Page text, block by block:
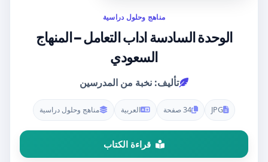
مناهج وحلول دراسية
الوحدة السادسة اداب التعامل – المنهاج
السعودي
تأليف: نخبة من المدرسين
JPG 34 صفحة العربية مناهج وحلول دراسية
قراءة الكتاب